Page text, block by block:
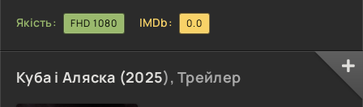
Якість: FHD 1080 IMDb: 0.0
Куба і Аляска (2025), Трейлер